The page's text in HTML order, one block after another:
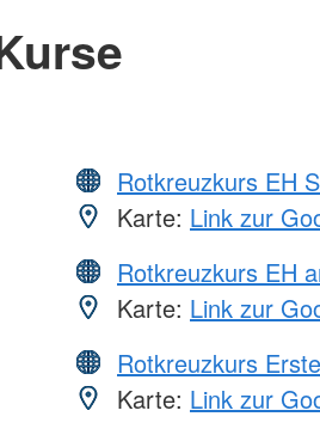
Rotkreuzkurs EH
Karte: Link zur
Rotkreuzkurs EH
Karte: Link zur
Rotkreuzkurs
Karte: Link zur